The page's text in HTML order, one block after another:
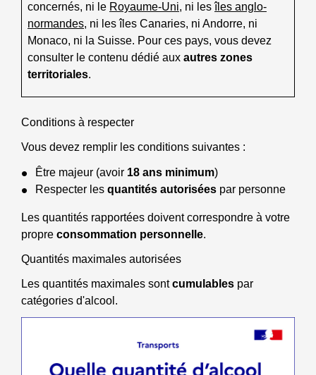
concernés, ni le Royaume-Uni, ni lesîles anglo-
normandes, ni les îles Canaries, ni Andorre, ni
Monaco, ni la Suisse. Pour ces pays, vous devez
consulter le contenu dédié aux autres zones
territoriales.
Conditions à respecter
Vous devez remplir les conditions suivantes :
Être majeur (avoir 18 ans minimum)
Respecter les quantités autorisées par personne
Les quantités rapportées doivent correspondre à votre
propre consommation personnelle.
Quantités maximales autorisées
Les quantités maximales sontcumulables par
catégories d'alcool.